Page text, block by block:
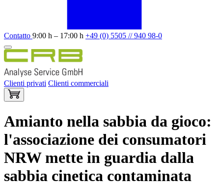
Contatto 9:00 h – 17:00 h +49 (0) 5505 // 940 98-0
Clienti privati Clienti commerciali
Amianto nella sabbia da gioco:
l'associazione dei consumatori
NRW mette in guardia dalla
sabbia cinetica contaminata